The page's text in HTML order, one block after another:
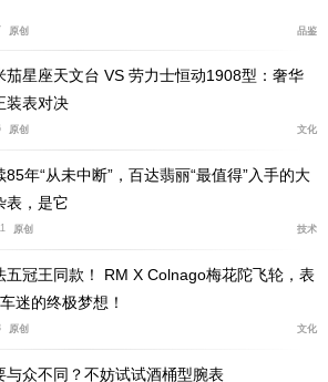
原创 品鉴
茄星座天文台 VS 劳力士恒动1908型：奢华
装表对决
原创 文化
85年“从未中断”，百达翡丽“最值得”入手的大
表，是它
原创 技术
五冠王同款！ RM X Colnago梅花陀飞轮，表
迷的终极梦想！
原创 文化
与众不同？不妨试试酒桶型腕表